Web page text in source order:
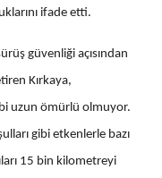
ifade etti.
güvenliği açısından
getiren Kırkaya,
uzun ömürlü olmuyor.
gibi etkenlerle bazı
15 bin kilometreyi